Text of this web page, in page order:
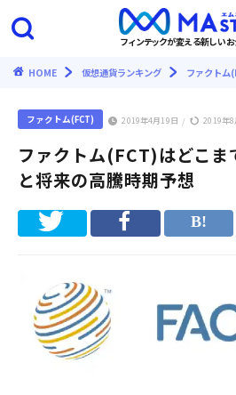
フィンテックが変える新しい
HOME 仮想通貨ランキング ファクトム
ファクトム(FCT) 2019年4月19日 / 2019年8
ファクトム(FCT)はどこま
と将来の高騰時期予想